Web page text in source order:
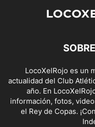
LocoXelRojo es un
actualidad del Club
año. En
información, fotos,
el Rey de Copas.